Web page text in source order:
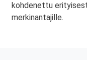
kohdenettu
merkinantajille.